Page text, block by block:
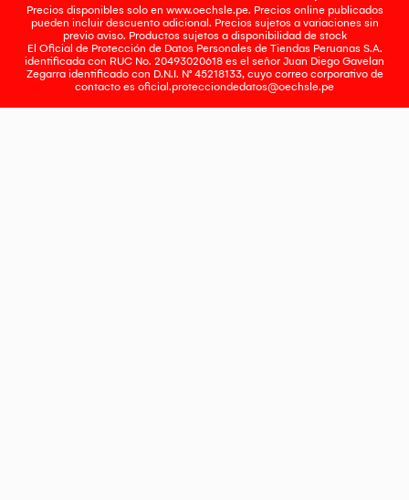
Precios disponibles solo en www.oechsle.pe. Precios online publicados
pueden incluir descuento adicional. Precios sujetos a variaciones sin
previo aviso. Productos sujetos a disponibilidad de stock
El Oficial de Protección de Datos Personales de Tiendas Peruanas S.A.
identificada con RUC No. 20493020618 es el señor Juan Diego Gavelan
Zegarra identificado con D.N.I. N° 45218133, cuyo correo corporativo de
contacto es oficial.protecciondedatos@oechsle.pe